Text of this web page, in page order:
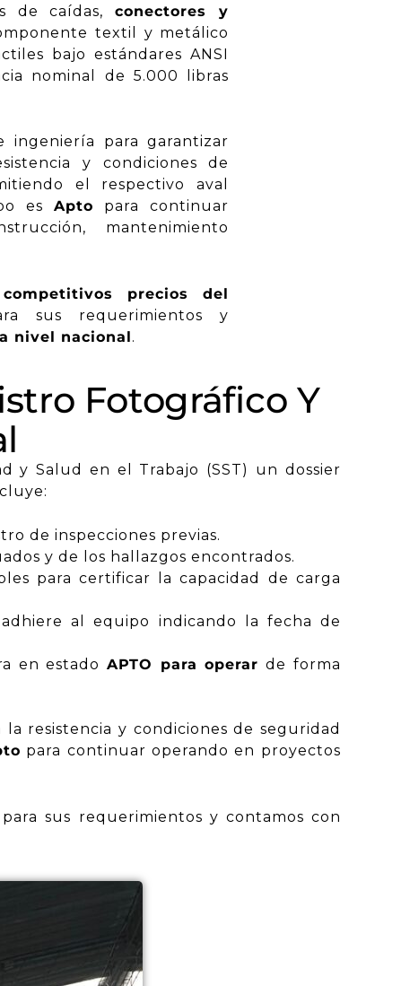
de caídas,conectores y
textil y metálico
bajo estándares ANSI
nominal de 5.000 libras
ingeniería para garantizar
y condiciones de
el respectivo aval
es Apto para continuar
mantenimiento
precios del
sus requerimientos y
nivel nacional.
Fotográfico Y
y Salud en el Trabajo (SST) un dossier
de inspecciones previas.
y de los hallazgos encontrados.
para certificar la capacidad de carga
al equipo indicando la fecha de
en estadoAPTO para operar de forma
resistencia y condiciones de seguridad
para continuar operando en proyectos
para sus requerimientos y contamos con